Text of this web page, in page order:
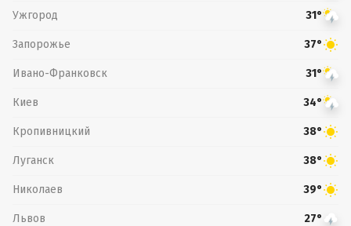
Ужгород 31°
Запорожье 37°
Ивано-Франковск 31°
Киев 34°
Кропивницкий 38°
Луганск 38°
Николаев 39°
Львов 27°